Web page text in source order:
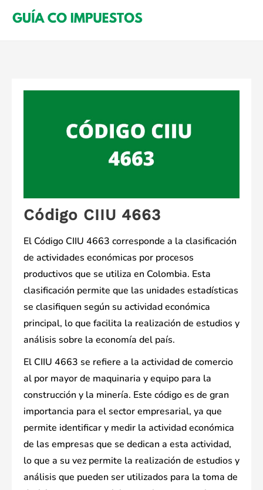
Código CIIU 4663
El Código CIIU 4663 corresponde a la clasificación
de actividades económicas por procesos
productivos que se utiliza en Colombia. Esta
clasificación permite que las unidades estadísticas
se clasifiquen según su actividad económica
principal, lo que facilita la realización de estudios y
análisis sobre la economía del país.
El CIIU 4663 se refiere a la actividad de comercio
al por mayor de maquinaria y equipo para la
construcción y la minería. Este código es de gran
importancia para el sector empresarial, ya que
permite identificar y medir la actividad económica
de las empresas que se dedican a esta actividad,
lo que a su vez permite la realización de estudios y
análisis que pueden ser utilizados para la toma de